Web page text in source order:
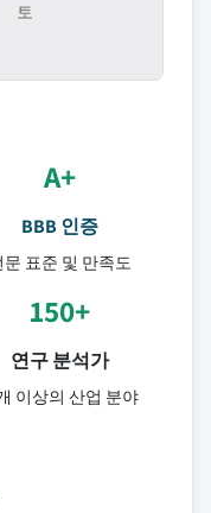
토
A+
BBB 인증
문 표준 및 만족도
150+
연구 분석가
이상의 산업 분야